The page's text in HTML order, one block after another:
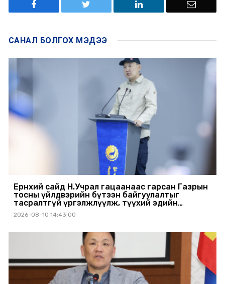
САНАЛ БОЛГОХ МЭДЭЭ
Ерөнхий сайд Н.Учрал гацаанаас гарсан Газрын
тосны үйлдвэрийн бүтээн байгуулалтыг
тасралтгүй үргэлжлүүлж, түүхий эдийн
хангамжийг баталгаажуулах үүрэг өгөв
2026-08-10 14:43:00